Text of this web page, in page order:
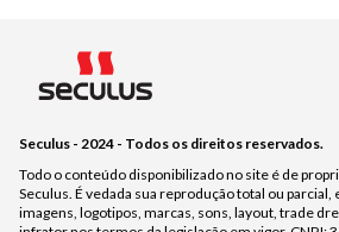
Seculus - 2024 - Todos os direitos reservados.
Todo o conteúdo disponibilizado no site é de
Seculus. É vedada sua reprodução total ou parcial,
imagens, logotipos, marcas, sons, layout, trade